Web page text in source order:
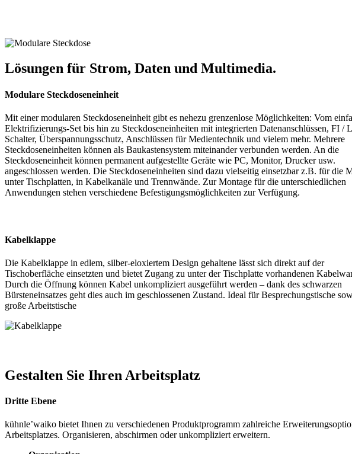
Lösungen für Strom, Daten und Multimedia.
Modulare Steckdoseneinheit
Mit einer modularen Steckdoseneinheit gibt es nehezu grenzenlose Möglichkeiten: Vom
Elektrifizierungs-Set bis hin zu Steckdoseneinheiten mit integrierten Datenanschlüssen, FI /
Schalter, Überspannungsschutz, Anschlüssen für Medientechnik und vielem mehr. Mehrere
Steckdoseneinheiten können als Baukastensystem miteinander verbunden werden. An die
Steckdoseneinheit können permanent aufgestellte Geräte wie PC, Monitor, Drucker usw.
angeschlossen werden. Die Steckdoseneinheiten sind dazu vielseitig einsetzbar z.B. für die
unter Tischplatten, in Kabelkanäle und Trennwände. Zur Montage für die unterschiedlichen
Anwendungen stehen verschiedene Befestigungsmöglichkeiten zur Verfügung.
Kabelklappe
Die Kabelklappe in edlem, silber-eloxiertem Design gehaltene lässt sich direkt auf der
Tischoberfläche einsetzten und bietet Zugang zu unter der Tischplatte vorhandenen
Durch die Öffnung können Kabel unkompliziert ausgeführt werden – dank des schwarzen
Bürsteneinsatzes geht dies auch im geschlossenen Zustand. Ideal für Besprechungstische
große Arbeitstische
Gestalten Sie Ihren Arbeitsplatz
Dritte Ebene
kühnle’waiko bietet Ihnen zu verschiedenen Produktprogramm zahlreiche
Arbeitsplatzes. Organisieren, abschirmen oder unkompliziert erweitern.